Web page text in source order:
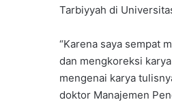
Tarbiyyah di
“Karena saya sempat
dan mengkoreksi
mengenai karya
doktor Manajemen